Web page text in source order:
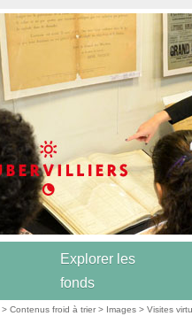
Explorer les
fonds
>Contenus froid à trier > Images >Visites